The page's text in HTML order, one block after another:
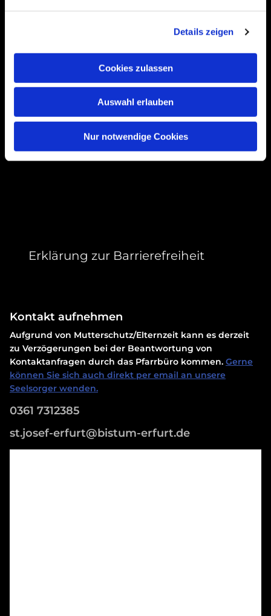
Details zeigen
Cookies zulassen
Auswahl erlauben
Nur notwendige Cookies
um diese Karte anzuzeigen.
Accept cookies
Erklärung zur Barrierefreiheit
Kontakt aufnehmen
Aufgrund von Mutterschutz/Elternzeit kann es derzeit
zu Verzögerungen bei der Beantwortung von
Kontaktanfragen durch das Pfarrbüro kommen. Gerne
können Sie sich auch direkt per email an unsere
Seelsorger wenden.
0361 7312385
st.josef-erfurt@bistum-erfurt.de